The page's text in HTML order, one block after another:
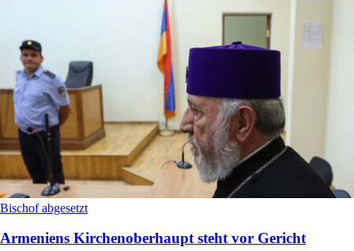
Bischof abgesetzt
Armeniens Kirchenoberhaupt steht vor Gericht